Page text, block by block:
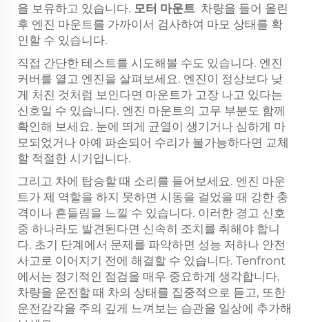
을 보유하고 있습니다. 모터 마운트 차량을 들어 올린
후 엔진 마운트를 가까이서 검사하여 마모 상태를 확
인할 수 있습니다.
직접 간단한 테스트를 시도해볼 수도 있습니다. 엔진
커버를 열고 엔진을 살펴보세요. 엔진이 정상보다 낮
게 처진 것처럼 보인다면 마운트가 고장 나고 있다는
신호일 수 있습니다. 엔진 마운트의 고무 부분도 함께
확인해 보세요. 눈에 띄게 균열이 생기거나 심하게 마
모되었거나 아예 파손되어 수리가 불가능하다면 교체
할 적절한 시기입니다.
그리고 차에 탑승할 때 소리를 들어보세요. 엔진 마운
트가 제 역할을 하지 못하면 시동을 걸었을 때 강한 충
격이나 흔들림을 느낄 수 있습니다. 이러한 경고 신호
중 하나라도 발견된다면 신속히 조치를 취해야 합니
다. 초기 단계에서 문제를 파악하면 성능 저하나 안전
사고로 이어지기 전에 해결할 수 있습니다. Tenfront
에서는 정기적인 점검을 매우 중요하게 생각합니다.
차량을 운전할 때 차의 상태를 집중적으로 듣고, 또한
운전감각을 주의 깊게 느껴보는 습관을 일상에 추가해